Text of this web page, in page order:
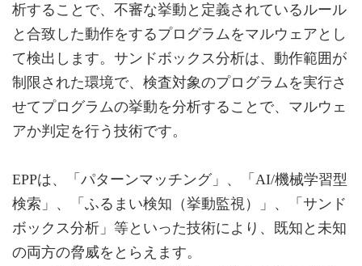
析することで、不審な挙動と定義されているルール
と合致した動作をするプログラムをマルウェアとし
て検出します。サンドボックス分析は、動作範囲が
制限された環境で、検査対象のプログラムを実行さ
せてプログラムの挙動を分析することで、マルウェ
アか判定を行う技術です。
EPPは、「パターンマッチング」、「AI/機械学習型
検索」、「ふるまい検知（挙動監視）」、「サンド
ボックス分析」等といった技術により、既知と未知
の両方の脅威をとらえます。